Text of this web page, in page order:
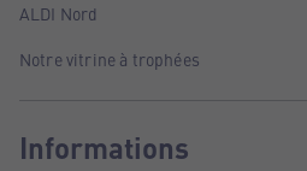
ALDI Nord
Notre vitrine à trophées
Informations